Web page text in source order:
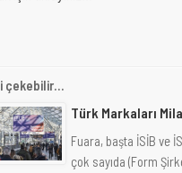
çekebilir...
Türk Markaları
Fuara, başta İSİB ve
çok sayıda (Form